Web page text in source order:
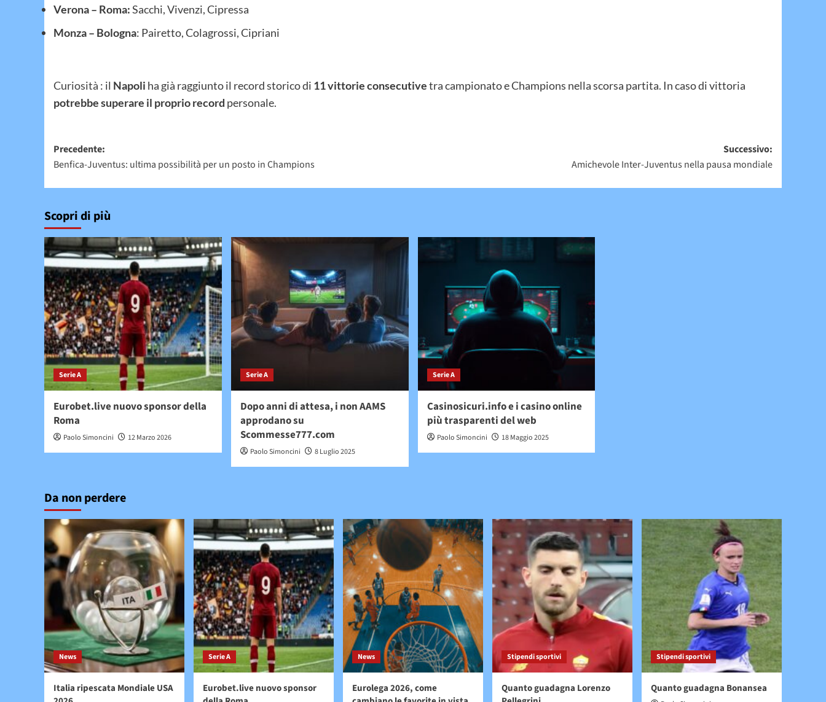
Verona – Roma:Sacchi, Vivenzi, Cipressa
Monza – Bologna: Pairetto, Colagrossi, Cipriani
Curiosità : il Napoli ha già raggiunto il record storico di 11 vittorie consecutivetra campionato e Champions nella scorsa partita. In caso di vittoria
potrebbe superare il proprio record personale.
Navigazione
articolo
Precedente:
Benfica-Juventus: ultima possibilità per un posto in Champions
Successivo:
Amichevole Inter-Juventus nella pausa mondiale
Scopri di più
Serie A
Eurobet.live nuovo sponsor della
Roma
Paolo Simoncini 12 Marzo 2026
Serie A
Dopo anni di attesa, i non AAMS
approdano su
Scommesse777.com
Paolo Simoncini 8 Luglio 2025
Serie A
Casinosicuri.info e i casino online
più trasparenti del web
Paolo Simoncini 18 Maggio 2025
Da non perdere
News
Italia ripescata Mondiale USA
Serie A
Eurobet.live nuovo sponsor
News
Eurolega 2026, come
Stipendi sportivi
Quanto guadagna Lorenzo
Stipendi sportivi
Quanto guadagna Bonansea